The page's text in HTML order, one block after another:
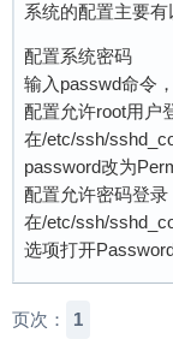
系统的配置主要有
配置系统密码
输入passwd命令
配置允许root用户
在/etc/ssh/
password改为
配置允许密码登录
在/etc/ssh/
选项打开
页次： 1